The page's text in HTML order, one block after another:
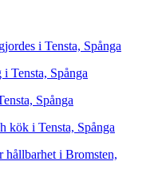
i Tensta, Spånga
Tensta, Spånga
Spånga
kök i Tensta, Spånga
hållbarhet i Bromsten,